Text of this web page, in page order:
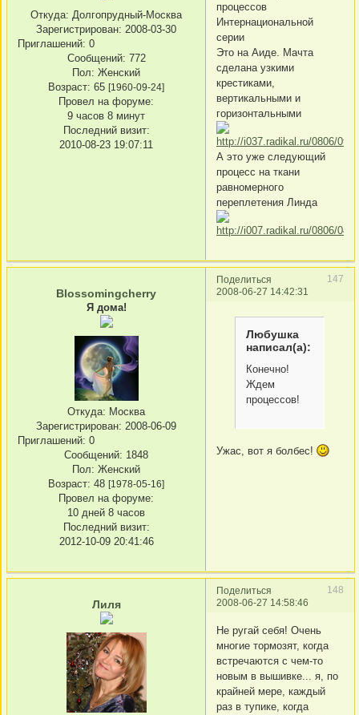
Откуда: Долгопрудный-Москва
Зарегистрирован: 2008-03-30
Приглашений: 0
Сообщений: 772
Пол: Женский
Возраст: 65 [1960-09-24]
Провел на форуме:
9 часов 8 минут
Последний визит:
2010-08-23 19:07:11
процессов
Интернациональной
серии
Это на Аиде. Мачта
сделана узкими
крестиками,
вертикальными и
горизонтальными
А это уже следующий
процесс на ткани
равномерного
переплетения Линда
Поделиться
147
2008-06-27 14:42:31
Blossomingcherry
Я дома!
Откуда: Москва
Зарегистрирован: 2008-06-09
Приглашений: 0
Сообщений: 1848
Пол: Женский
Возраст: 48 [1978-05-16]
Провел на форуме:
10 дней 8 часов
Последний визит:
2012-10-09 20:41:46
Любушка
написал(а):
Конечно!
Ждем
процессов!
Ужас, вот я болбес!
Поделиться
148
2008-06-27 14:58:46
Лиля
Не ругай себя! Очень
многие тормозят, когда
встречаются с чем-то
новым в вышивке... я, по
крайней мере, каждый
раз в тупике, когда